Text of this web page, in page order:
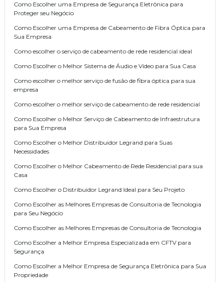
Como Escolher uma Empresa de Segurança Eletrônica para
Proteger seu Negócio
Como Escolher uma Empresa de Cabeamento de Fibra Óptica para
Sua Empresa
Como escolher o serviço de cabeamento de rede residencial ideal
Como Escolher o Melhor Sistema de Áudio e Vídeo para Sua Casa
Como escolher o melhor serviço de fusão de fibra óptica para sua
empresa
Como escolher o melhor serviço de cabeamento de rede residencial
Como Escolher o Melhor Serviço de Cabeamento de Infraestrutura
para Sua Empresa
Como Escolher o Melhor Distribuidor Legrand para Suas
Necessidades
Como Escolher o Melhor Cabeamento de Rede Residencial para sua
Casa
Como Escolher o Distribuidor Legrand Ideal para Seu Projeto
Como Escolher as Melhores Empresas de Consultoria de Tecnologia
para Seu Negócio
Como Escolher as Melhores Empresas de Consultoria de Tecnologia
Como Escolher a Melhor Empresa Especializada em CFTV para
Segurança
Como Escolher a Melhor Empresa de Segurança Eletrônica para Sua
Propriedade